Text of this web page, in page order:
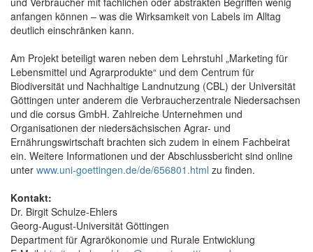
anfangen können – was die Wirksamkeit von Labels im Alltag
deutlich einschränken kann.
Am Projekt beteiligt waren neben dem Lehrstuhl „Marketing für
Lebensmittel und Agrarprodukte“ und dem Centrum für
Biodiversität und Nachhaltige Landnutzung (CBL) der Universität
Göttingen unter anderem die Verbraucherzentrale Niedersachsen
und die corsus GmbH. Zahlreiche Unternehmen und
Organisationen der niedersächsischen Agrar- und
Ernährungswirtschaft brachten sich zudem in einem Fachbeirat
ein. Weitere Informationen und der Abschlussbericht sind online
unter www.uni-goettingen.de/de/656801.html zu finden.
Kontakt:
Dr. Birgit Schulze-Ehlers
Georg-August-Universität Göttingen
Department für Agrarökonomie und Rurale Entwicklung